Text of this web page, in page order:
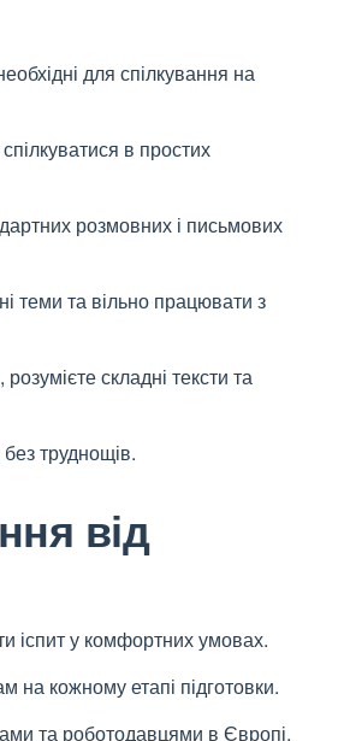
для спілкування на
в простих
розмовних і письмових
теми та вільно працювати з
складні тексти та
труднощів.
від
іспит у комфортних умовах.
на кожному етапі підготовки.
та роботодавцями в Європі.